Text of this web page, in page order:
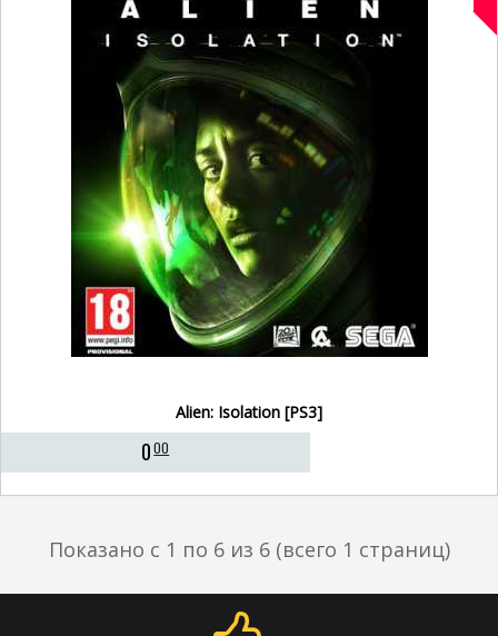
Alien: Isolation [PS3]
000
Показано с 1 по 6 из 6 (всего 1 страниц)